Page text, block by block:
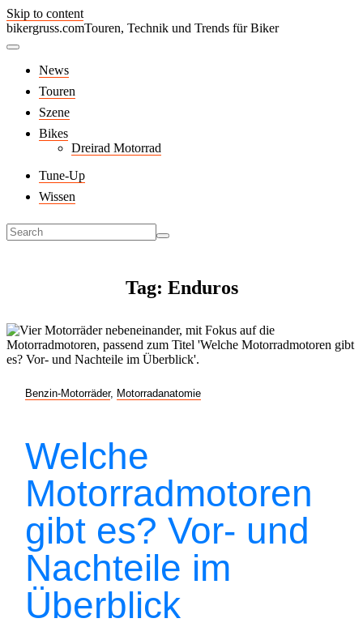
Skip to content
bikergruss.comTouren, Technik und Trends für Biker
News
Touren
Szene
Bikes
Dreirad Motorrad
Tune-Up
Wissen
Tag: Enduros
Benzin-Motorräder, Motorradanatomie
Welche
Motorradmotoren
gibt es? Vor- und
Nachteile im
Überblick